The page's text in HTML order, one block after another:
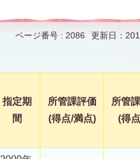
ページ番号 : 2086 更新日：
指定期
間
所管課評価
(得点/満点)
所管
(得